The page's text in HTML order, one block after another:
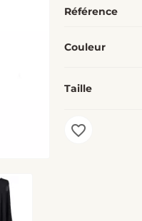
Référence
Couleur
Taille
favorite_border